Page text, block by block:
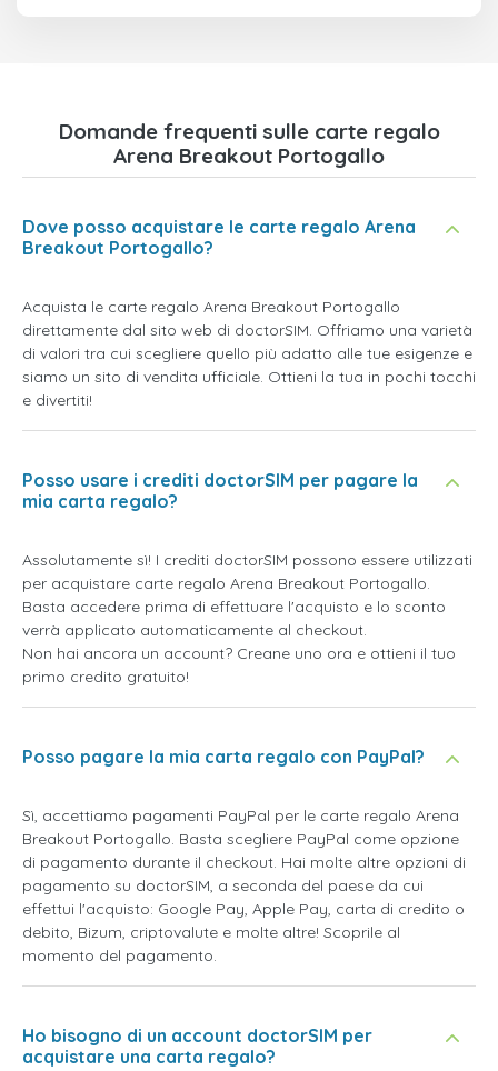
Domande frequenti sulle carte regalo
Arena Breakout Portogallo
Dove posso acquistare le carte regalo Arena
Breakout Portogallo?
Acquista le carte regalo Arena Breakout Portogallo
direttamente dal sito web di doctorSIM. Offriamo una varietà
di valori tra cui scegliere quello più adatto alle tue esigenze e
siamo un sito di vendita ufficiale. Ottieni la tua in pochi tocchi
e divertiti!
Posso usare i crediti doctorSIM per pagare la
mia carta regalo?
Assolutamente sì! I crediti doctorSIM possono essere utilizzati
per acquistare carte regalo Arena Breakout Portogallo.
Basta accedere prima di effettuare l'acquisto e lo sconto
verrà applicato automaticamente al checkout.
Non hai ancora un account? Creane uno ora e ottieni il tuo
primo credito gratuito!
Posso pagare la mia carta regalo con PayPal?
Sì, accettiamo pagamenti PayPal per le carte regalo Arena
Breakout Portogallo. Basta scegliere PayPal come opzione
di pagamento durante il checkout. Hai molte altre opzioni di
pagamento su doctorSIM, a seconda del paese da cui
effettui l'acquisto: Google Pay, Apple Pay, carta di credito o
debito, Bizum, criptovalute e molte altre! Scoprile al
momento del pagamento.
Ho bisogno di un account doctorSIM per
acquistare una carta regalo?